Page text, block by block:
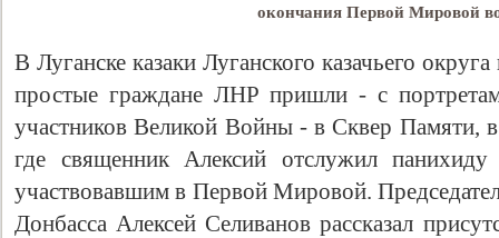
окончания Первой Мировой
В Луганске казаки Луганского казачьего
простые граждане ЛНР пришли - с
участников Великой Войны - в Сквер Памяти,
где священник Алексий отслужил
участвовавшим в Первой Мировой.
Донбасса Алексей Селиванов рассказал